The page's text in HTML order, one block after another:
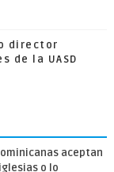
director
de la UASD
aceptan
o lo